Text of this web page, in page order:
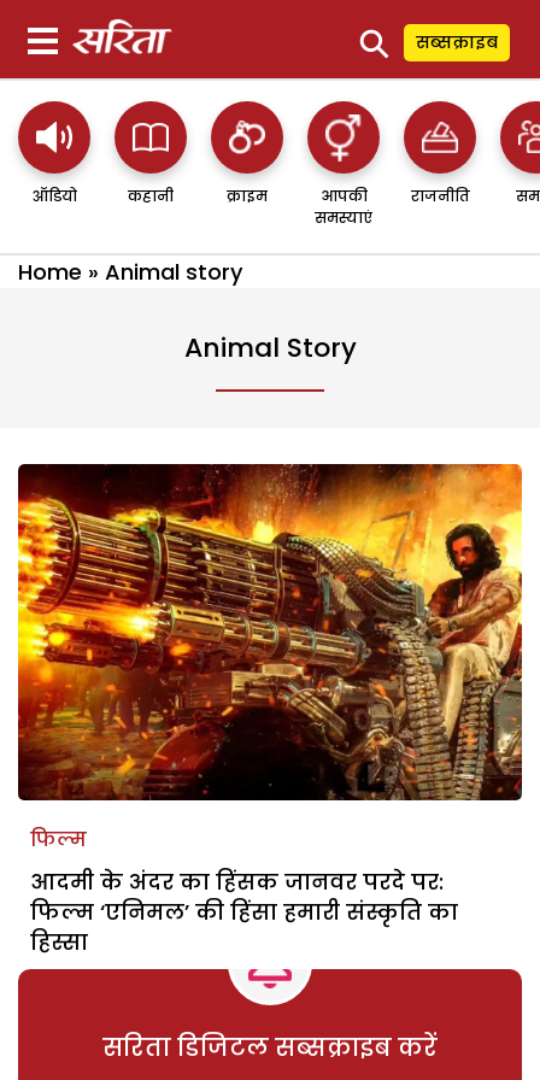
⚲ सब्सक्राइब
ऑडियो कहानी क्राइम
आपकी
समस्याएं
राजनीति
Home » Animal story
Animal Story
फिल्म
आदमी के अंदर का हिंसक जानवर परदे पर:
फिल्म ‘एनिमल’ की हिंसा हमारी संस्कृति का
हिस्सा
सरिता डिजिटल सब्सक्राइब करें